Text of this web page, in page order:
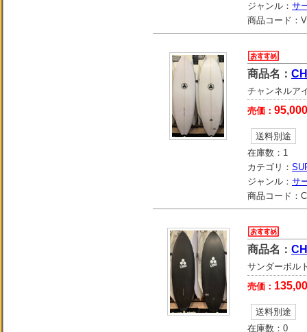
ジャンル： サ
商品コード：
商品名：
チャンネルア
売価： 95,000
送料別途
在庫数： 1
カテゴリ：
ジャンル： サ
商品コード：
商品名：
サンダーボル
売価：
送料別途
在庫数： 0